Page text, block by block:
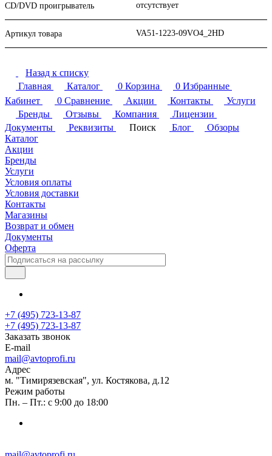
CD/DVD проигрыватель отсутствует
Артикул товара VA51-1223-09VO4_2HD
Назад к списку
Главная
Каталог 0 Корзина 0 Избранные
Кабинет
0 Сравнение Акции Контакты
Услуги
Бренды
Отзывы Компания
Лицензии
Документы
Реквизиты Поиск Блог
Обзоры
Каталог
Акции
Бренды
Услуги
Условия оплаты
Условия доставки
Контакты
Магазины
Возврат и обмен
Документы
Оферта
+7 (495) 723-13-87
+7 (495) 723-13-87
Заказать звонок
E-mail
mail@avtoprofi.ru
Адрес
м. "Тимирязевская", ул. Костякова, д.12
Режим работы
Пн. – Пт.: с 9:00 до 18:00